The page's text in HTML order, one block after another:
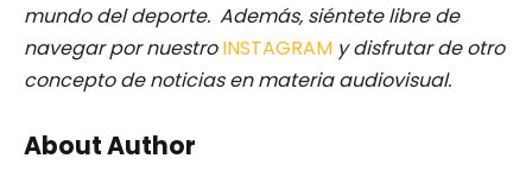
mundo del deporte. Además, siéntete libre de
navegar por nuestro INSTAGRAM y disfrutar de otro
concepto de noticias en materia audiovisual.
About Author